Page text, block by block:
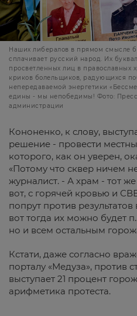
Наших либералов в прямом смысле
сплачивает русский народ. Их
просветленных лиц в православных
криков болельщиков, радующихся
непередаваемой энергетики
едины - мы непобедимы! Фото:
администрации
Кононенко, к слову,
решение - провести
которого, как он уверен,
«Потому что сквер ничем
журналист. - А храм - тот
вот, с горячей кровью и
попрут против
вот тогда их можно будет
но и всем остальным
Кстати, даже согласно
порталу «Медуза», против
выступает 21 процент
арифметика протеста.